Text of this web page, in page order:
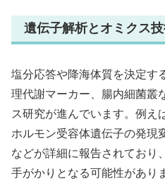
遺伝子解析とオミクス
塩分応答や降海体質を決定す
理代謝マーカー、腸内細菌叢
ス研究が進んでいます。例え
ホルモン受容体遺伝子の発現
などが詳細に報告されており
手がかりとなる可能性があり